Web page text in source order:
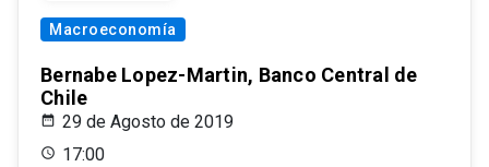
Macroeconomía
Bernabe Lopez-Martin, Banco Central de
Chile
29 de Agosto de 2019
17:00